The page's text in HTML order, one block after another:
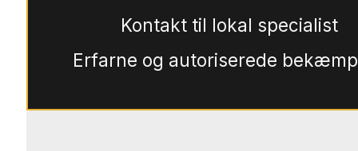
Kontakt til lokal specialist
Erfarne og autoriserede